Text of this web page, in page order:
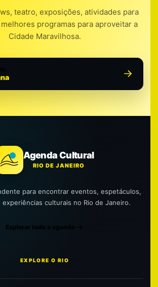
teatro, exposições, atividades para
programas para aproveitar a
Cidade Maravilhosa.
Agenda Cultural
RIO DE JANEIRO
para encontrar eventos, espetáculos,
culturais no Rio de Janeiro.
Explorar toda a agenda
EXPLORE O RIO